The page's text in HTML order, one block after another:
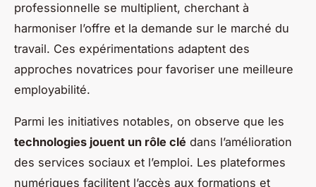
professionnelle se multiplient, cherchant à
harmoniser l’offre et la demande sur le marché du
travail. Ces expérimentations adaptent des
approches novatrices pour favoriser une meilleure
employabilité.
Parmi les initiatives notables, on observe que les
technologies jouent un rôle clé dans l’amélioration
des services sociaux et l’emploi. Les plateformes
numériques facilitent l’accès aux formations et